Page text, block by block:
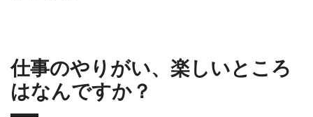
仕事のやりがい、楽しいところ
はなんですか？